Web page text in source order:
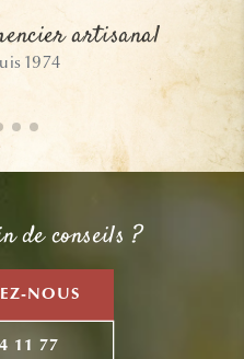
artisanal
1974
de conseils ?
NOUS
11 77